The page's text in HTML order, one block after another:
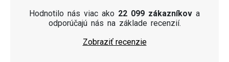
Hodnotilo nás viac ako 22 099 zákazníkov a
odporúčajú nás na základe recenzií.
Zobraziť recenzie